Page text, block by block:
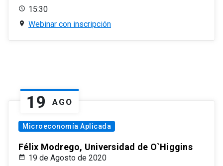
15:30
Webinar con inscripción
19 AGO
Microeconomía Aplicada
Félix Modrego, Universidad de O`Higgins
19 de Agosto de 2020